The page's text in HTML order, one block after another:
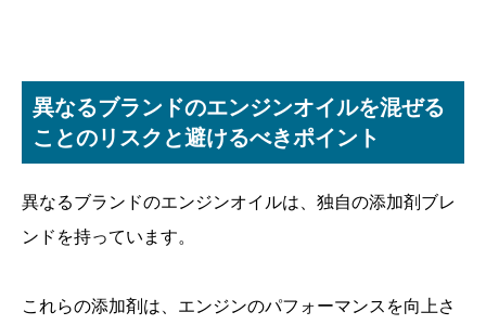
異なるブランドのエンジンオイルを混ぜる
ことのリスクと避けるべきポイント
異なるブランドのエンジンオイルは、独自の添加剤ブレ
ンドを持っています。
これらの添加剤は、エンジンのパフォーマンスを向上さ